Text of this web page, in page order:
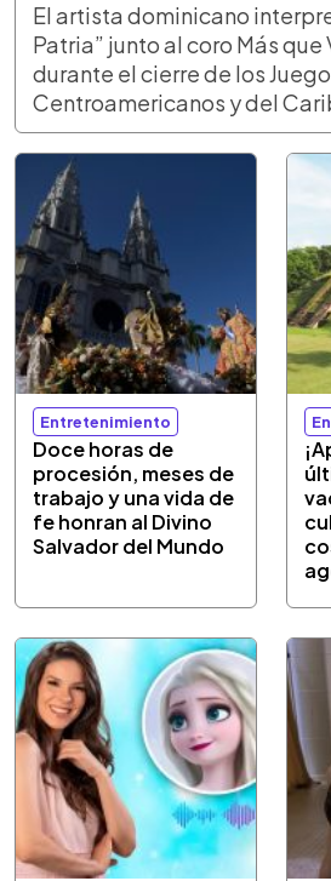
El artista dominicano
Patria” junto al coro Más
durante el cierre de los
Centroamericanos y del
Entretenimiento
Doce horas de
procesión, meses de
trabajo y una vida de
fe honran al Divino
Salvador del Mundo